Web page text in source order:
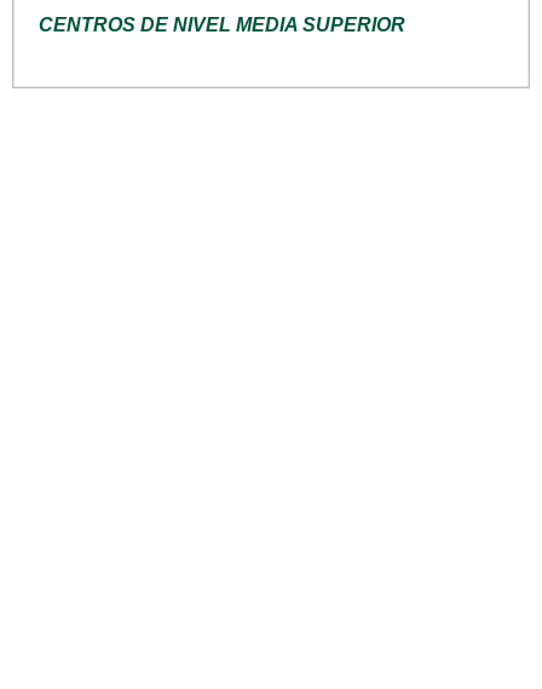
CENTROS DE NIVEL MEDIA SUPERIOR